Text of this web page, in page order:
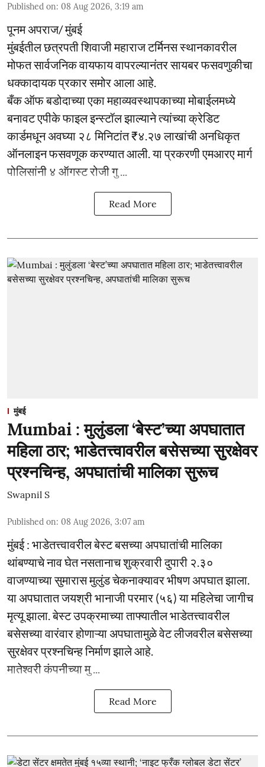
Published on: 08 Aug 2026, 3:19 am
पूनम अपराज/ मुंबई
मुंबईतील छत्रपती शिवाजी महाराज टर्मिनस स्थानकावरील
मोफत सार्वजनिक वायफाय वापरल्यानंतर सायबर फसवणुकीचा
धक्कादायक प्रकार समोर आला आहे.
बँक ऑफ बडोदाच्या एका महाव्यवस्थापकाच्या मोबाईलमध्ये
बनावट एपीके फाइल इन्स्टॉल झाल्याने त्यांच्या क्रेडिट
कार्डमधून अवघ्या २८ मिनिटांत ₹४.२७ लाखांची अनधिकृत
ऑनलाइन फसवणूक करण्यात आली. या प्रकरणी एमआरए मार्ग
पोलिसांनी ४ ऑगस्ट रोजी गु ...
Read More
मुंबई
Mumbai : मुलुंडला ‘बेस्ट’च्या अपघातात
महिला ठार; भाडेतत्त्वावरील बसेसच्या सुरक्षेवर
प्रश्नचिन्ह, अपघातांची मालिका सुरूच
Swapnil S
Published on: 08 Aug 2026, 3:07 am
मुंबई : भाडेतत्त्वावरील बेस्ट बसच्या अपघातांची मालिका
थांबण्याचे नाव घेत नसतानाच शुक्रवारी दुपारी २.३०
वाजण्याच्या सुमारास मुलुंड चेकनाक्यावर भीषण अपघात झाला.
या अपघातात जयश्री भानाजी परमार (५६) या महिलेचा जागीच
मृत्यू झाला. बेस्ट उपक्रमाच्या ताफ्यातील भाडेतत्त्वावरील
बसेसच्या वारंवार होणाऱ्या अपघातामुळे वेट लीजवरील बसेसच्या
सुरक्षेवर प्रश्नचिन्ह निर्माण झाले आहे.
मातेश्वरी कंपनीच्या मु ...
Read More